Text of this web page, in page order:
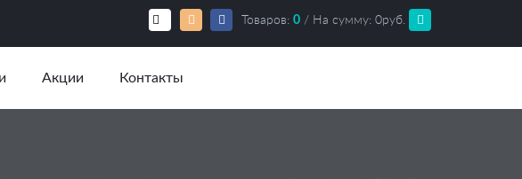
Товаров: 0 / На сумму: 0руб.
Акции Контакты